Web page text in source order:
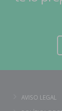
AVISO LEGAL